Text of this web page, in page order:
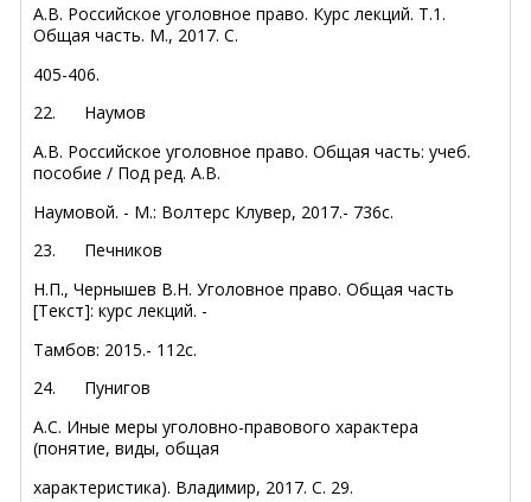
А.В. Российское уголовное право. Курс лекций. Т.1.
Общая часть. М., 2017. С.
405-406.
22. Наумов
А.В. Российское уголовное право. Общая часть: учеб.
пособие / Под ред. А.В.
Наумовой. - М.: Волтерс Клувер, 2017.- 736с.
23. Печников
Н.П., Чернышев В.Н. Уголовное право. Общая часть
[Текст]: курс лекций. -
Тамбов: 2015.- 112с.
24. Пунигов
А.С. Иные меры уголовно-правового характера
(понятие, виды, общая
характеристика). Владимир, 2017. С. 29.